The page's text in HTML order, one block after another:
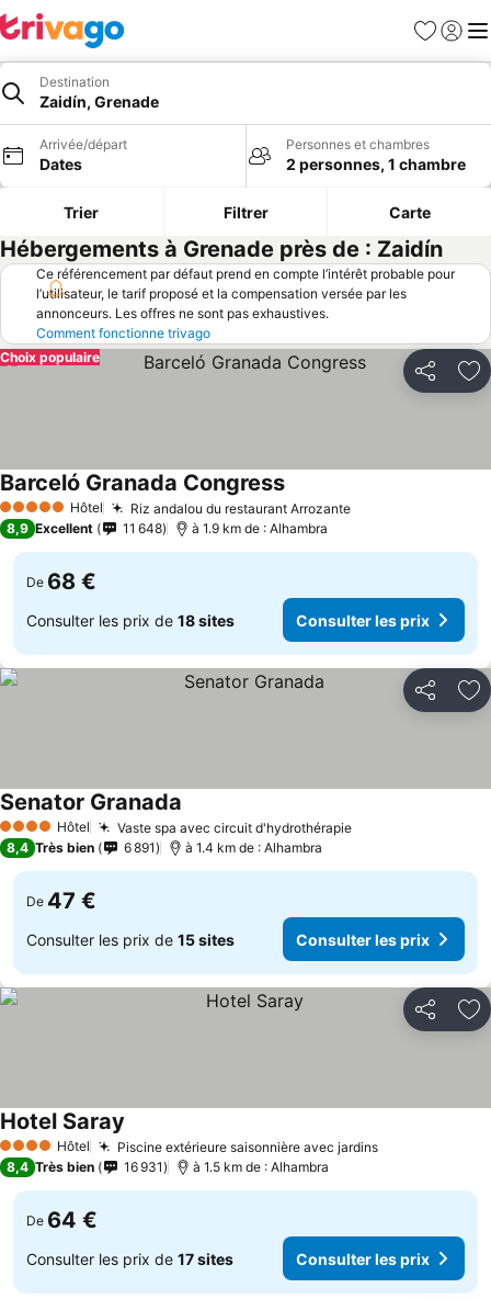
Favoris
Se
Destination
Zaidín, Grenade
Arrivée/départ
Dates
Personnes et chambres
2 personnes, 1 chambre
Trier Filtrer Carte
Hébergements à Grenade près de : Zaidín
Ce référencement par défaut prend en compte l’intérêt probable pour
l’utilisateur, le tarif proposé et la compensation versée par les
annonceurs. Les offres ne sont pas exhaustives.
Comment fonctionne trivago
Partager
Choix populaire
5 Étoiles Hôtel Riz andalou du restaurant Arrozante
Barceló Granada Congress
8,9 Excellent 11 648 à 1.9 km de : Alhambra
De 68 €
Consulter les prix de 18 sites Consulter les prix
Partager
4 Étoiles Hôtel Vaste spa avec circuit d'hydrothérapie
Senator Granada
8,4 Très bien 6 891 à 1.4 km de : Alhambra
De 47 €
Consulter les prix de 15 sites Consulter les prix
Partager
4 Étoiles Hôtel Piscine extérieure saisonnière avec jardins
Hotel Saray
8,4 Très bien 16 931 à 1.5 km de : Alhambra
De 64 €
Consulter les prix de 17 sites Consulter les prix